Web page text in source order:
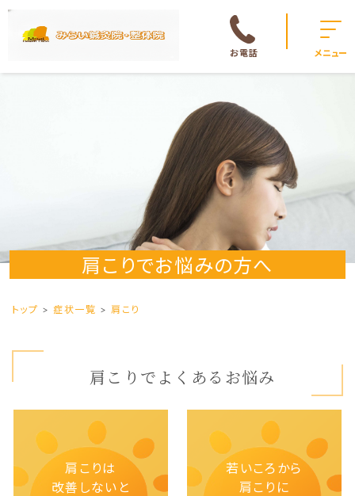
お電話 メニュー
肩こりでお悩みの方へ
トップ 症状一覧 肩こり
肩こりでよくあるお悩み
肩こりは
改善しないと
若いころから
肩こりに